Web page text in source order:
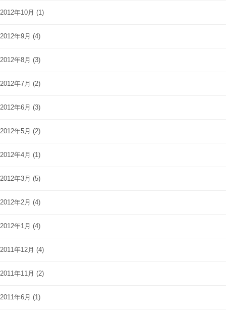
2012年10月 (1)
2012年9月 (4)
2012年8月 (3)
2012年7月 (2)
2012年6月 (3)
2012年5月 (2)
2012年4月 (1)
2012年3月 (5)
2012年2月 (4)
2012年1月 (4)
2011年12月 (4)
2011年11月 (2)
2011年6月 (1)